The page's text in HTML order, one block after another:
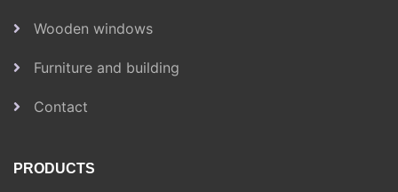
Wooden windows
Furniture and building
Contact
PRODUCTS